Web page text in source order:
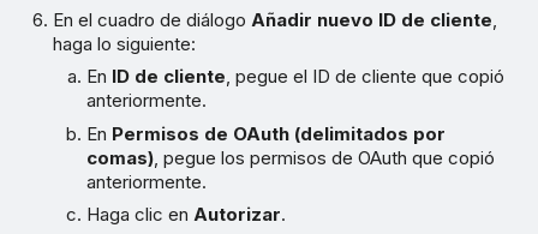
En el cuadro de diálogoAñadir nuevo ID de cliente,
haga lo siguiente:
En ID de cliente, pegue el ID de cliente que copió
anteriormente.
En Permisos de OAuth (delimitados por
comas), pegue los permisos de OAuth que copió
anteriormente.
Haga clic enAutorizar.